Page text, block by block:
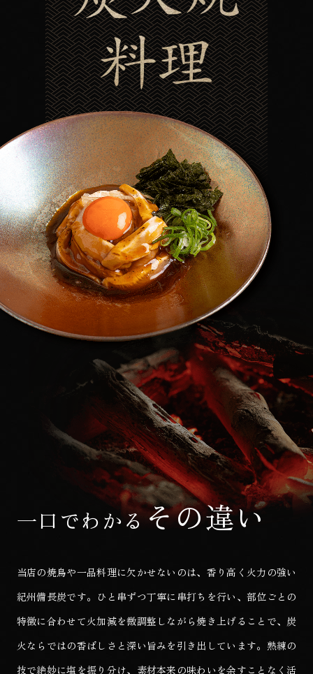
一口でわかるその違い
当店の焼鳥や一品料理に欠かせないのは、香り高く火力の強い
紀州備長炭です。 ひと串ずつ丁寧に串打ちを行い、部位ごとの
特徴に合わせて火加減を微調整しながら焼き上げることで、炭
火ならではの香ばしさと深い旨みを引き出しています。熟練の
技で絶妙に塩を振り分け、素材本来の味わいを余すことなく活